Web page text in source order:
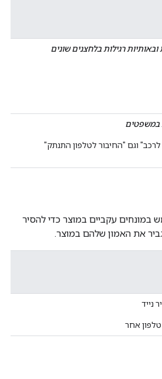
רגילות בלחצנים שונים
במשפטים
וגם "החיבור לטלפון התנתק"
עקביים במוצר כדי להסיר
את האמון שלהם במוצר.
נייד
טלפון אחר